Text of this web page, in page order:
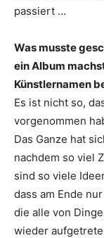
passiert …
Was musste
ein Album
Künstlernamen
Es ist nicht so,
vorgenommen
Das Ganze hat
nachdem so viel
sind so viele
dass am Ende
die alle von
wieder